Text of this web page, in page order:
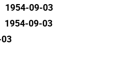
1954-09-03
1954-09-03